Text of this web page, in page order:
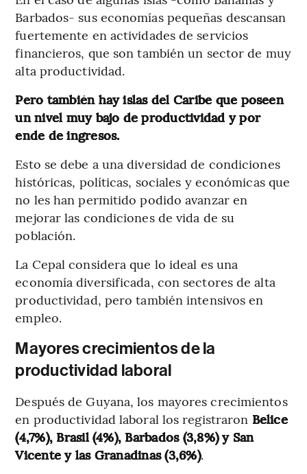
Barbados- sus economías pequeñas descansan
fuertemente en actividades de servicios
financieros, que son también un sector de muy
alta productividad.
Pero también hay islas del Caribe que poseen
un nivel muy bajo de productividad y por
ende de ingresos.
Esto se debe a una diversidad de condiciones
históricas, políticas, sociales y económicas que
no les han permitido podido avanzar en
mejorar las condiciones de vida de su
población.
La Cepal considera que lo ideal es una
economía diversificada, con sectores de alta
productividad, pero también intensivos en
empleo.
Mayores crecimientos de la
productividad laboral
Después de Guyana, los mayores crecimientos
en productividad laboral los registraron Belice
(4,7%), Brasil (4%), Barbados (3,8%) y San
Vicente y las Granadinas (3,6%).